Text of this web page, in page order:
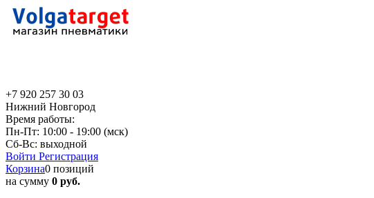
+7 920 257 30 03
Нижний Новгород
Время работы:
Пн-Пт: 10:00 - 19:00 (мск)
Сб-Вс: выходной
Войти Регистрация
Корзина0 позиций
на сумму 0 руб.